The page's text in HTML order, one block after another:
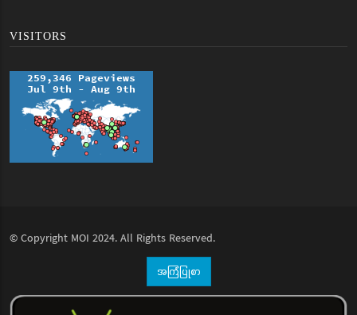
VISITORS
© Copyright MOI 2024. All Rights Reserved.
အကြံပြုစာ